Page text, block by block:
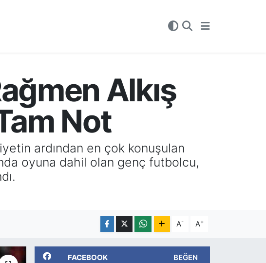
Alkış
Not
ardından en çok konuşulan
oyuna dahil olan genç futbolcu,
A- A+
FACEBOOK BEĞEN